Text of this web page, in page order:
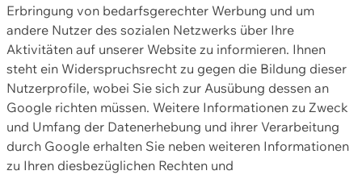
Erbringung von bedarfsgerechter Werbung und um
andere Nutzer des sozialen Netzwerks über Ihre
Aktivitäten auf unserer Website zu informieren. Ihnen
steht ein Widerspruchsrecht zu gegen die Bildung dieser
Nutzerprofile, wobei Sie sich zur Ausübung dessen an
Google richten müssen. Weitere Informationen zu Zweck
und Umfang der Datenerhebung und ihrer Verarbeitung
durch Google erhalten Sie neben weiteren Informationen
zu Ihren diesbezüglichen Rechten und